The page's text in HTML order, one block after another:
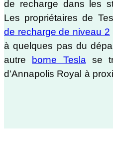
de recharge dans les
Les propriétaires de
de recharge de niveau 2
à quelques pas du
autre borne Tesla se
d'Annapolis Royal à